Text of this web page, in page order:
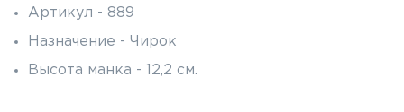
Артикул - 889
Назначение - Чирок
Высота манка - 12,2 см.